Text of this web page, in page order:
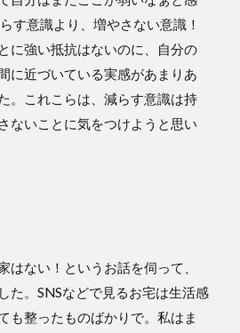
す意識より、増やさない意識！
に強い抵抗はないのに、自分の
に近づいている実感があまりあ
。これこらは、減らす意識は持
ないことに気をつけようと思い
はない！というお話を伺って、
た。SNSなどで見るお宅は生活感
も整ったものばかりで。私はま